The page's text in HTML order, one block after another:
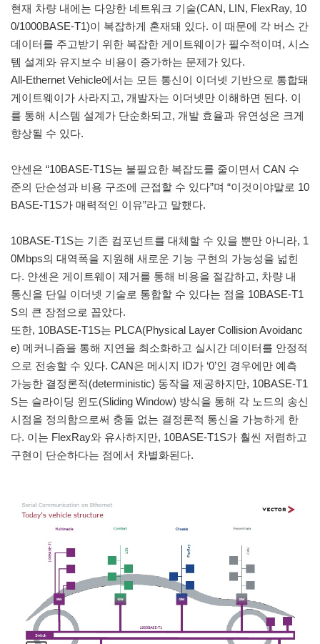
현재 차량 내에는 다양한 네트워크 기술(CAN, LIN, FlexRay, 10
0/1000BASE-T1)이 복잡하게 혼재돼 있다. 이 때문에 각 버스 간
데이터를 주고받기 위한 복잡한 게이트웨이가 필수적이며, 시스
템 설계와 유지보수 비용이 증가하는 문제가 있다.
All-Ethernet Vehicle에서는 모든 통신이 이더넷 기반으로 통합돼
게이트웨이가 사라지고, 개발자는 이더넷만 이해하면 된다. 이
를 통해 시스템 설계가 단순화되고, 개발 효율과 유연성은 크게
향상될 수 있다.
얀센은 “10BASE-T1S는 불필요한 복잡도를 줄이면서 CAN 수
준의 단순성과 비용 구조에 근접할 수 있다”며 “이것이야말로 10
BASE-T1S가 매력적인 이유”라고 말했다.
10BASE-T1S는 기존 컴포넌트를 대체할 수 있을 뿐만 아니라, 1
0Mbps의 대역폭을 지원해 새로운 기능 구현의 가능성을 넓힌
다. 얀센은 게이트웨이 제거를 통해 비용을 절감하고, 차량 내
통신을 단일 이더넷 기술로 통합할 수 있다는 점을 10BASE-T1
S의 큰 장점으로 꼽았다.
또한, 10BASE-T1S는 PLCA(Physical Layer Collision Avoidanc
e) 메커니즘을 통해 지연을 최소화하고 실시간 데이터를 안정적
으로 전송할 수 있다. CAN은 메시지 ID가 ‘0’인 경우에만 예측
가능한 결정론적(deterministic) 동작을 제공하지만, 10BASE-T1
S는 슬라이딩 윈도(Sliding Window) 방식을 통해 각 노드의 송신
시점을 정의함으로써 충돌 없는 결정론적 통신을 가능하게 한
다. 이는 FlexRay와 유사하지만, 10BASE-T1S가 훨씬 저렴하고
구현이 단순하다는 점에서 차별화된다.